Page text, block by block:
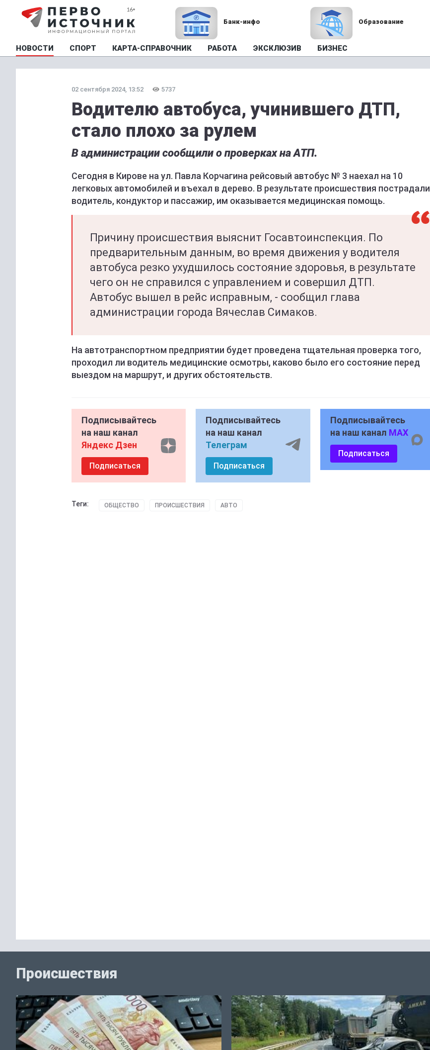
Банк-инфо Образование
НОВОСТИ СПОРТ КАРТА-СПРАВОЧНИК РАБОТА ЭКСКЛЮЗИВ БИЗНЕС
02 сентября 2024, 13:52 5737
Водителю автобуса, учинившего ДТП,
стало плохо за рулем
В администрации сообщили о проверках на АТП.
Сегодня в Кирове на ул. Павла Корчагина рейсовый автобус № 3 наехал на 10
легковых автомобилей и въехал в дерево. В результате происшествия пострадали
водитель, кондуктор и пассажир, им оказывается медицинская помощь.
Причину происшествия выяснит Госавтоинспекция. По
предварительным данным, во время движения у водителя
автобуса резко ухудшилось состояние здоровья, в результате
чего он не справился с управлением и совершил ДТП.
Автобус вышел в рейс исправным, - сообщил глава
администрации города Вячеслав Симаков.
На автотранспортном предприятии будет проведена тщательная проверка того,
проходил ли водитель медицинские осмотры, каково было его состояние перед
выездом на маршрут, и других обстоятельств.
Подписывайтесь
на наш канал
Яндекс Дзен
Подписаться
Подписывайтесь
на наш канал
Телеграм
Подписаться
Подписывайтесь
на наш канал MAX
Подписаться
Теги: ОБЩЕСТВО ПРОИСШЕСТВИЯ АВТО
Происшествия